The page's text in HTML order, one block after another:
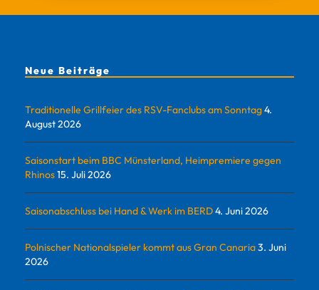
Neue Beiträge
Traditionelle Grillfeier des RSV-Fanclubs am Sonntag4.
August 2026
Saisonstart beim BBC Münsterland, Heimpremiere gegen
Rhinos15. Juli 2026
Saisonabschluss bei Hand & Werk im BERD4. Juni 2026
Polnischer Nationalspieler kommt aus Gran Canaria3. Juni
2026